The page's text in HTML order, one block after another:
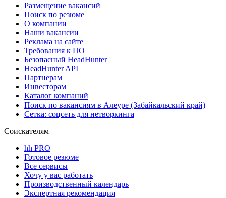
Размещение вакансий
Поиск по резюме
О компании
Наши вакансии
Реклама на сайте
Требования к ПО
Безопасный HeadHunter
HeadHunter API
Партнерам
Инвесторам
Каталог компаний
Поиск по вакансиям в Алеуре (Забайкальский край)
Сетка: соцсеть для нетворкинга
Соискателям
hh PRO
Готовое резюме
Все сервисы
Хочу у вас работать
Производственный календарь
Экспертная рекомендация